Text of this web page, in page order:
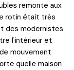
remonte aux
rotin était très
des modernistes.
l'intérieur et
mouvement
quelle maison